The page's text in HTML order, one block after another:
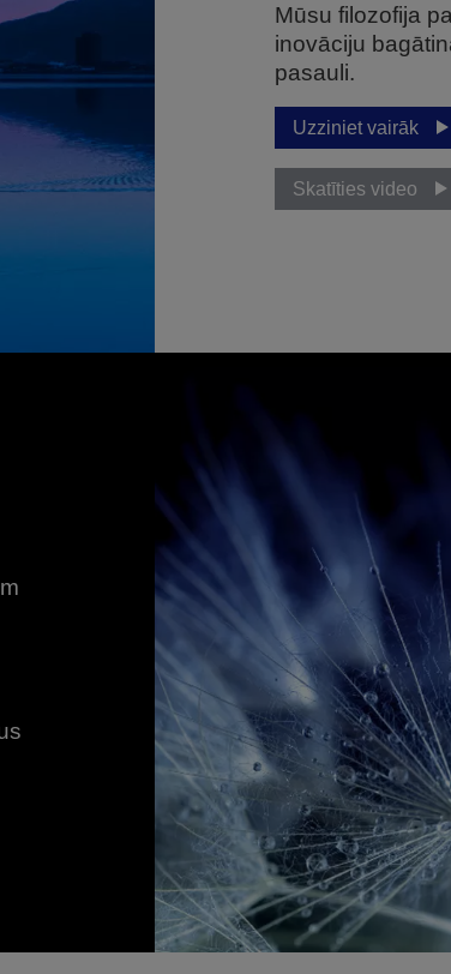
Mūsu filozofija
inovāciju
pasauli.
Uzziniet vairāk
Skatīties video